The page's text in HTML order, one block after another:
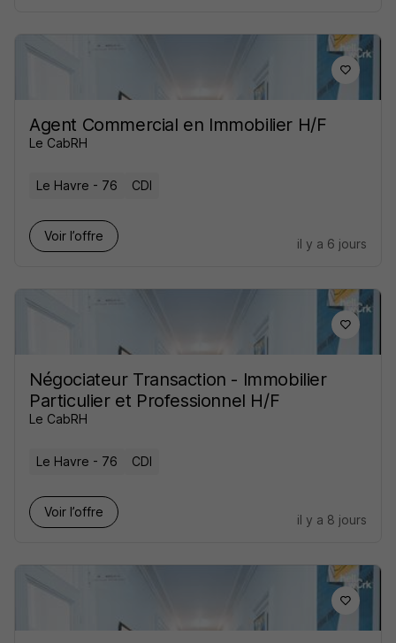
Agent Commercial en Immobilier H/F
Le CabRH
Le Havre - 76 CDI
Voir l’offre
il y a 6 jours
Négociateur Transaction - Immobilier
Particulier et Professionnel H/F
Le CabRH
Le Havre - 76 CDI
Voir l’offre
il y a 8 jours